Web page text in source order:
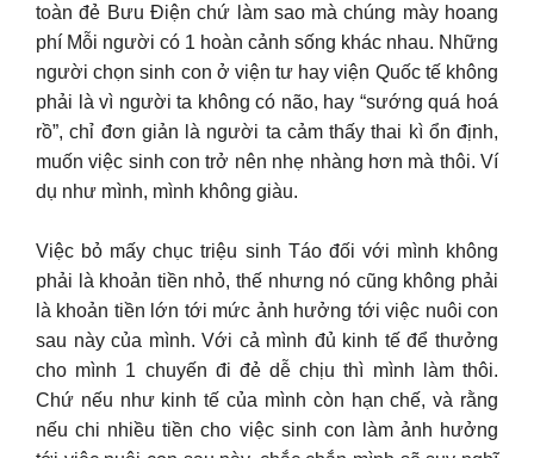
toàn đẻ Bưu Điện chứ làm sao mà chúng mày hoang
phí Mỗi người có 1 hoàn cảnh sống khác nhau. Những
người chọn sinh con ở viện tư hay viện Quốc tế không
phải là vì người ta không có não, hay “sướng quá hoá
rồ”, chỉ đơn giản là người ta cảm thấy thai kì ổn định,
muốn việc sinh con trở nên nhẹ nhàng hơn mà thôi. Ví
dụ như mình, mình không giàu.
Việc bỏ mấy chục triệu sinh Táo đối với mình không
phải là khoản tiền nhỏ, thế nhưng nó cũng không phải
là khoản tiền lớn tới mức ảnh hưởng tới việc nuôi con
sau này của mình. Với cả mình đủ kinh tế để thưởng
cho mình 1 chuyến đi đẻ dễ chịu thì mình làm thôi.
Chứ nếu như kinh tế của mình còn hạn chế, và rằng
nếu chi nhiều tiền cho việc sinh con làm ảnh hưởng